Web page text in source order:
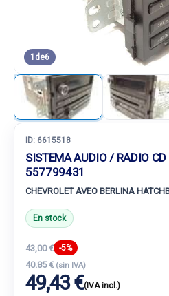
1 de6
ID: 6615518
SISTEMA AUDIO / RADIO
557799431
CHEVROLET AVEO BERLINA
En stock
43,00 € -5%
40.85 € (sin IVA)
49,43 €(IVA incl.)